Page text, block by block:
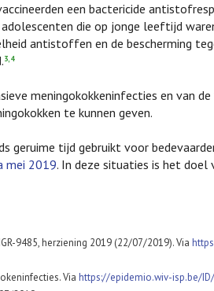
een bactericide
die op jonge leeftijd
antistoffen en de bescherming
3,4
meningokokkeninfecties en van
te kunnen geven.
geruime tijd gebruikt voor
mei 2019. In deze situaties is het doel
9485, herziening 2019 (22/07/2019). Via
Via https://epidemio.wiv-isp.be/